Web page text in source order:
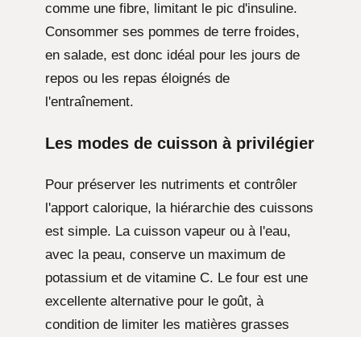
comme une fibre, limitant le pic d'insuline.
Consommer ses pommes de terre froides,
en salade, est donc idéal pour les jours de
repos ou les repas éloignés de
l'entraînement.
Les modes de cuisson à privilégier
Pour préserver les nutriments et contrôler
l'apport calorique, la hiérarchie des cuissons
est simple. La cuisson vapeur ou à l'eau,
avec la peau, conserve un maximum de
potassium et de vitamine C. Le four est une
excellente alternative pour le goût, à
condition de limiter les matières grasses